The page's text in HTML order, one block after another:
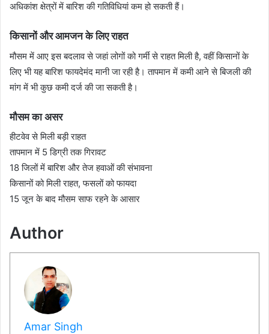
अधिकांश क्षेत्रों में बारिश की गतिविधियां कम हो सकती हैं।
किसानों और आमजन के लिए राहत
मौसम में आए इस बदलाव से जहां लोगों को गर्मी से राहत मिली है, वहीं किसानों के
लिए भी यह बारिश फायदेमंद मानी जा रही है। तापमान में कमी आने से बिजली की
मांग में भी कुछ कमी दर्ज की जा सकती है।
मौसम का असर
हीटवेव से मिली बड़ी राहत
तापमान में 5 डिग्री तक गिरावट
18 जिलों में बारिश और तेज हवाओं की संभावना
किसानों को मिली राहत, फसलों को फायदा
15 जून के बाद मौसम साफ रहने के आसार
Author
Amar Singh